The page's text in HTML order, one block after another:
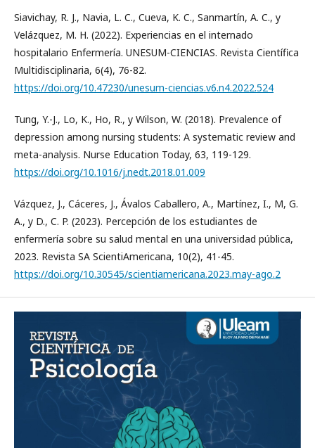
Siavichay, R. J., Navia, L. C., Cueva, K. C., Sanmartín, A. C., y
Velázquez, M. H. (2022). Experiencias en el internado
hospitalario Enfermería. UNESUM-CIENCIAS. Revista Científica
Multidisciplinaria, 6(4), 76-82.
https://doi.org/10.47230/unesum-ciencias.v6.n4.2022.524
Tung, Y.-J., Lo, K., Ho, R., y Wilson, W. (2018). Prevalence of
depression among nursing students: A systematic review and
meta-analysis. Nurse Education Today, 63, 119-129.
https://doi.org/10.1016/j.nedt.2018.01.009
Vázquez, J., Cáceres, J., Ávalos Caballero, A., Martínez, I., M, G.
A., y D., C. P. (2023). Percepción de los estudiantes de
enfermería sobre su salud mental en una universidad pública,
2023. Revista SA ScientiAmericana, 10(2), 41-45.
https://doi.org/10.30545/scientiamericana.2023.may-ago.2